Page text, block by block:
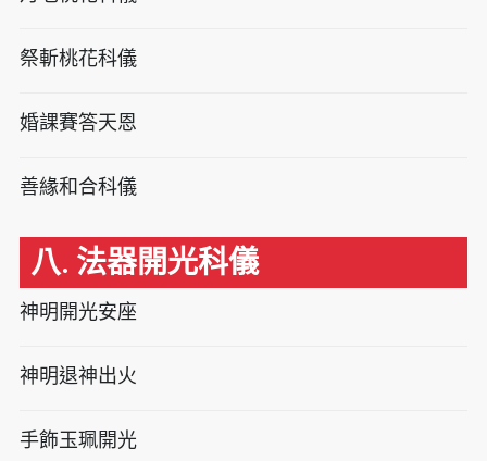
祭斬桃花科儀
婚課賽答天恩
善緣和合科儀
八. 法器開光科儀
神明開光安座
神明退神出火
手飾玉珮開光